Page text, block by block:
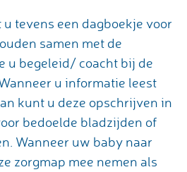
tevens een dagboekje voor
samen met de
u begeleid/ coacht bij de
u informatie leest
kunt u deze opschrijven in
bedoelde bladzijden of
Wanneer uw baby naar
zorgmap mee nemen als